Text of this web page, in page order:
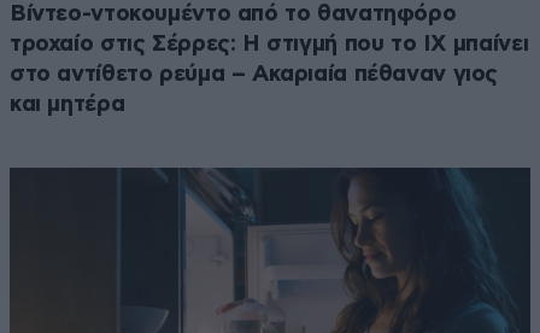
Βίντεο-ντοκουμέντο από το θανατηφόρο
τροχαίο στις Σέρρες: Η στιγμή που το ΙΧ μπαίνει
στο αντίθετο ρεύμα – Ακαριαία πέθαναν γιος
και μητέρα